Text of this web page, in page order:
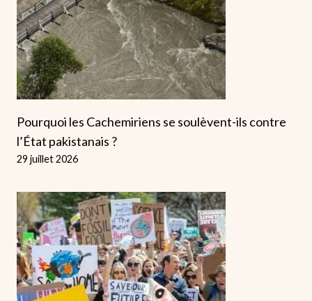
Pourquoi les Cachemiriens se soulèvent-ils contre
l’État pakistanais ?
29 juillet 2026